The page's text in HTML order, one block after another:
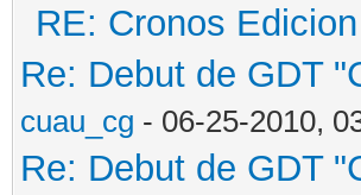
RE: Cronos
Re: Debut de GDT
cuau_cg - 06-25-2010,
Re: Debut de GDT